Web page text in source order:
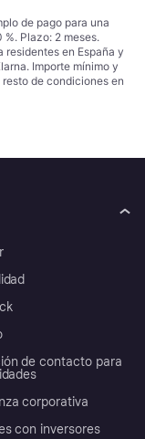
de pago para una
Plazo: 2 meses.
residentes en España y
Importe mínimo y
de condiciones en
de contacto para
corporativa
con inversores